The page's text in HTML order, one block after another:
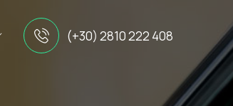
(+30) 2810 222 408